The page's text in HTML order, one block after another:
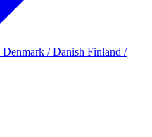
Denmark / Danish Finland /